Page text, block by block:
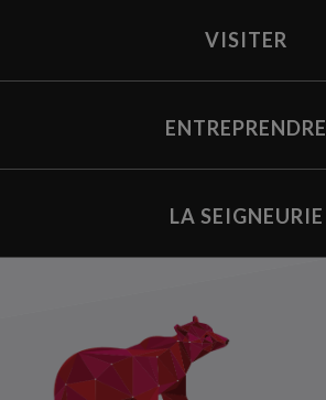
VISITER
ENTREPRENDRE
LA SEIGNEURIE